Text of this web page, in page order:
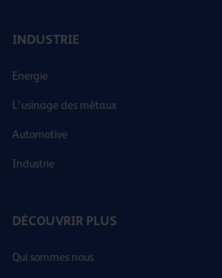
INDUSTRIE
Energie
L’usinage des métaux
Automotive
Industrie
DÉCOUVRIR PLUS
Qui sommes nous